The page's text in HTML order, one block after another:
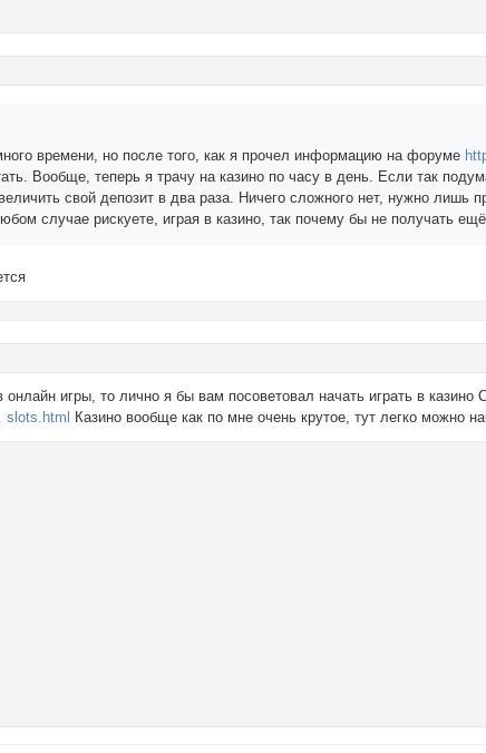
времени, но после того, как я прочел информацию на форуме
Вообще, теперь я трачу на казино по часу в день. Если так
свой депозит в два раза. Ничего сложного нет, нужно лишь
случае рискуете, играя в казино, так почему бы не получать
онлайн игры, то лично я бы вам посоветовал начать играть в казино
Казино вообще как по мне очень крутое, тут легко можно